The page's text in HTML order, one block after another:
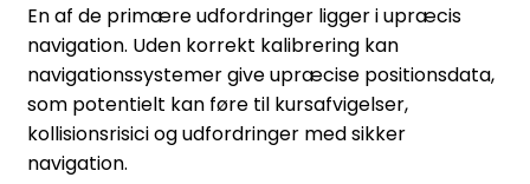
En af de primære udfordringer ligger i upræcis
navigation. Uden korrekt kalibrering kan
navigationssystemer give upræcise positionsdata,
som potentielt kan føre til kursafvigelser,
kollisionsrisici og udfordringer med sikker
navigation.